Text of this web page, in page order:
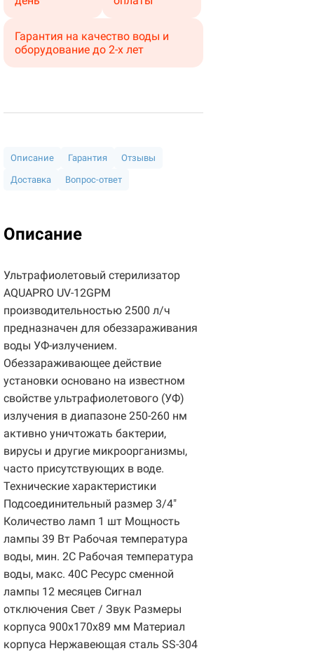
Гарантия на качество воды и
оборудование до 2-х лет
Описание Гарантия Отзывы
Доставка Вопрос-ответ
Описание
Ультрафиолетовый стерилизатор
AQUAPRO UV-12GPM
производительностью 2500 л/ч
предназначен для обеззараживания
воды УФ-излучением.
Обеззараживающее действие
установки основано на известном
свойстве ультрафиолетового (УФ)
излучения в диапазоне 250-260 нм
активно уничтожать бактерии,
вирусы и другие микроорганизмы,
часто присутствующих в воде.
Технические характеристики
Подсоединительный размер 3/4"
Количество ламп 1 шт Мощность
лампы 39 Вт Рабочая температура
воды, мин. 2С Рабочая температура
воды, макс. 40С Ресурс сменной
лампы 12 месяцев Сигнал
отключения Свет / Звук Размеры
корпуса 900x170x89 мм Материал
корпуса Нержавеющая сталь SS-304